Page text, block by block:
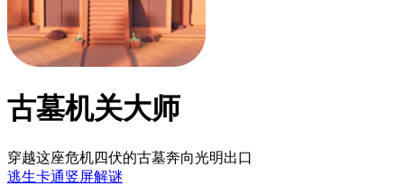
古墓机关大师
穿越这座危机四伏的古墓奔向光明出口
逃生卡通竖屏解谜